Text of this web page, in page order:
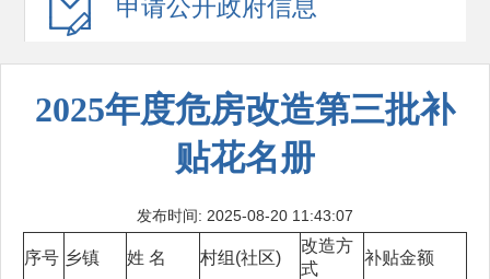
申请公开政府信息
2025年度危房改造第三批补
贴花名册
发布时间: 2025-08-20 11:43:07
序号 乡镇 姓 名 村组(社区)
改造方
式
补贴金额